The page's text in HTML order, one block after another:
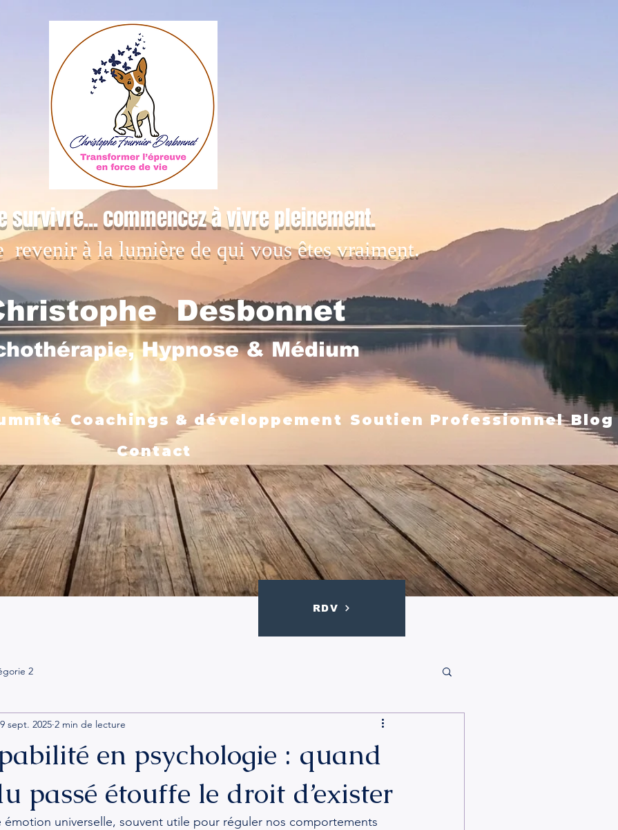
Desbonnet
survivre... commencez à vivre pleinement.
revenir à la lumière de qui vous êtes vraiment.
RDV
Coachings & développement Soutien Professionnel Blog
Contact
Hypnose & Médium
2
en psychologie : quand
passé étouffe le droit d’exister
9 sept. 2025 2 min de lecture
émotion universelle, souvent utile pour réguler nos comportements